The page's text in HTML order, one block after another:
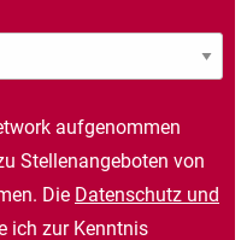
aufgenommen
Stellenangeboten von
Die Datenschutz und
ich zur Kenntnis